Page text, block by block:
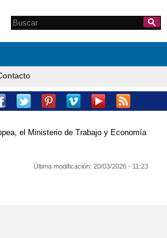
Formulario de
Search this site
el Ministerio de Trabajo y Economía
Última modificación: 20/03/2026 - 11:23